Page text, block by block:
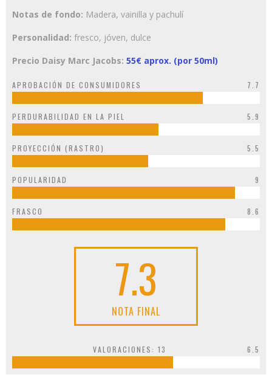
Notas de fondo: Madera, vainilla y pachulí
Personalidad: fresco, jóven, dulce
Precio Daisy Marc Jacobs: 55€ aprox. (por 50ml)
APROBACIÓN DE CONSUMIDORES 7.7
PERDURABILIDAD EN LA PIEL 5.9
PROYECCIÓN (RASTRO) 5.5
POPULARIDAD 9
FRASCO 8.6
7.3
NOTA FINAL
VALORACIONES: 13 6.5